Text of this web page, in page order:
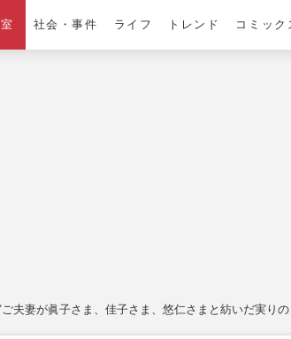
社会・事件 ライフ トレンド コミック
夫妻が眞子さま、佳子さま、悠仁さまと紡いだ実りの